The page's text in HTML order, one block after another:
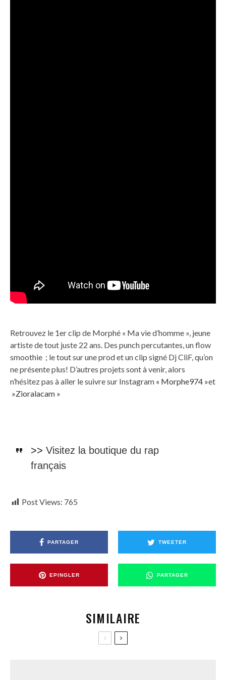
Retrouvez le 1er clip de Morphé « Ma vie d’homme », jeune
artiste de tout juste 22 ans. Des punch percutantes, un flow
smoothie ; le tout sur une prod et un clip signé Dj CliF, qu’on
ne présente plus! D’autres projets sont à venir, alors
n’hésitez pas à aller le suivre sur Instagram « Morphe974 »et
»Zioralacam »
>> Visitez la boutique du rap
français
Post Views: 765
PARTAGER TWEETER
EPINGLER PARTAGER
SIMILAIRE